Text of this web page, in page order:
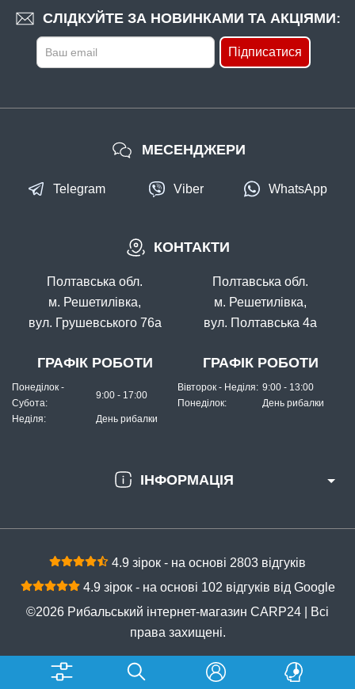
68 грн
#CP3801
98 грн 6 шт.
КУПИТИ
Голка для ПВА-стіків Carp Pro Stick Needle
В наявності
58 грн 10 шт.
КУПИТИ
Голка Golden Catch G.Carp Splicing Needle 55мм
СЛІДКУЙТЕ ЗА НОВИНКАМИ ТА АКЦІЯМИ:
Підписатися
ІНФОРМАЦІЯ
КОНТАКТИ
Полтавська обл.
м. Решетилівка,
вул. Грушевського 76а
ГРАФІК РОБОТИ
Понеділок -
Субота:
9:00 - 17:00
Неділя: День рибалки
Полтавська обл.
м. Решетилівка,
вул. Полтавська 4а
ГРАФІК РОБОТИ
Вівторок - Неділя: 9:00 - 13:00
Понеділок:
День рибалки
МЕСЕНДЖЕРИ
Telegram Viber WhatsApp
4.9 зірок - на основі 2803 відгуків
4.9 зірок - на основі 102 відгуків від Google
©2026 Рибальський інтернет-магазин CARP24 | Всі
права захищені.